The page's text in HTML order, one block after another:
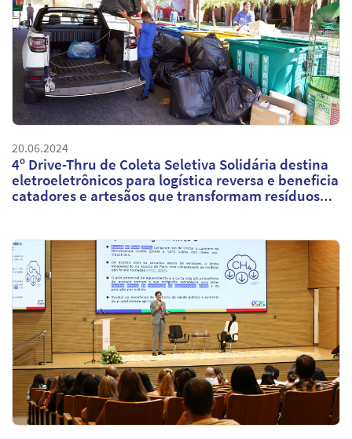
20.06.2024
4º Drive-Thru de Coleta Seletiva Solidária destina
eletroeletrônicos para logística reversa e beneficia
catadores e artesãos que transformam resíduos